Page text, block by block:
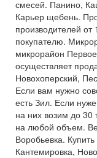
смесей. Панино,
Карьер щебень.
производителей
покупателю.
микрорайон
осуществляет
Новохоперский,
Если вам нужно
есть Зил. Если
на них возим до 30
на любой объем.
Воробьевка.
Кантемировка,